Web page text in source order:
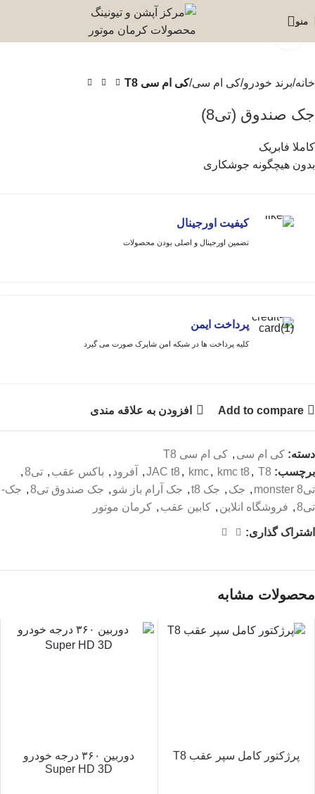
منو
برای بزرگنمایی کلیک کنید
خانه برند خودرو کی ام سی کی ام سی T8
جک صندوق (تی8)
کاملا فابریک
بدون هیچگونه جوشکاری
کیفیت اورجینال
تضمین اورجینال و اصلی بودن محصولات
پرداخت ایمن
کلیه پرداخت ها در شبکه امن شاپرک صورت می گیرد
Add to compare افزودن به علاقه مندی
دسته: کی ام سی , کی ام سی T8
برچسب:
JAC t8 , kmc, kmc t8 , T8
, آفرود , باکس عقب , تی8
,
تی8 monster
, جک , جک t8 , جک آرام باز شو , جک صندوق تی8 , جک-
تی8
, فروشگاه انلاین , کابین عقب , کرمان موتور
اشتراک گذاری:
محصولات مشابه
پرژکتور کامل سپر عقب T8
دوربین ۳۶۰ درجه خودرو
Super HD 3D